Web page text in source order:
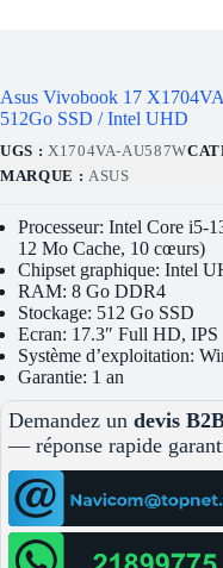
Asus Vivobook 17
512Go SSD / Intel UHD
UGS : X1704VA-AU587W
MARQUE : ASUS
Processeur: Intel Core i5-
12 Mo Cache, 10 cœurs)
Chipset graphique: Intel
RAM: 8 Go DDR4
Stockage: 512 Go SSD
Ecran: 17.3″ Full HD, IPS
Système d’exploitation:
Garantie: 1 an
Demandez un devis
— réponse rapide